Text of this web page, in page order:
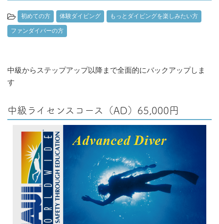
初めての方 体験ダイビング もっとダイビングを楽しみたい方
ファンダイバーの方
中級からステップアップ以降まで全面的にバックアップしま
す
中級ライセンスコース（AD）65,000円